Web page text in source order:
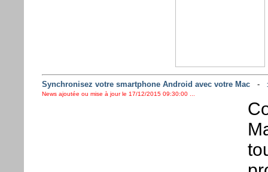
Synchronisez votre smartphone Android avec votre Mac-
News ajoutée ou mise à jour le 17/12/2015 09:30:00 ...